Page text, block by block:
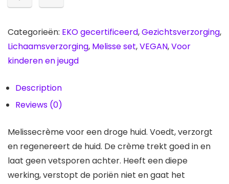
quantity
Categorieën: EKO gecertificeerd,Gezichtsverzorging,
Lichaamsverzorging, Melisse set,VEGAN,Voor
kinderen en jeugd
Description
Reviews (0)
Melissecrème voor een droge huid. Voedt, verzorgt
en regenereert de huid. De crème trekt goed in en
laat geen vetsporen achter. Heeft een diepe
werking, verstopt de poriën niet en gaat het